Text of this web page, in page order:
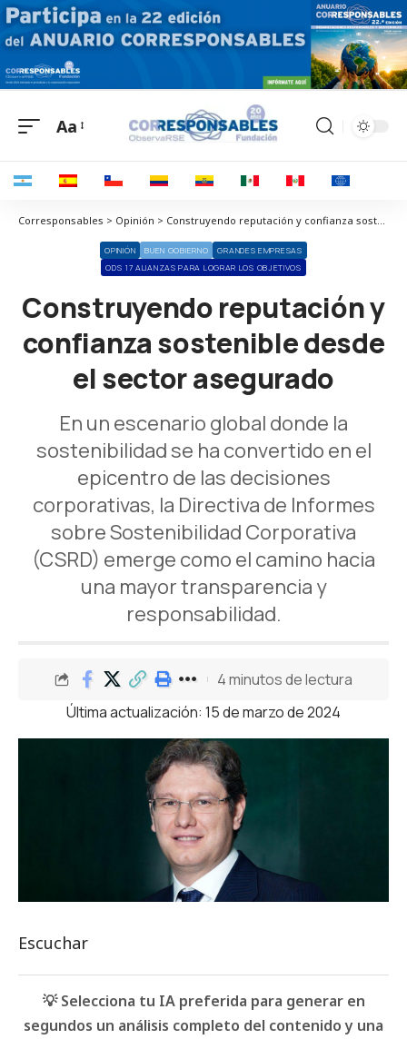
Aa
Corresponsables > Opinión > Construyendo reputación y confianza sostenible desde el sector asegurado
OPINIÓN BUEN GOBIERNO
GRANDES EMPRESAS
ODS 17 ALIANZAS PARA LOGRAR LOS OBJETIVOS
Construyendo reputación y
confianza sostenible desde
el sector asegurado
En un escenario global donde la
sostenibilidad se ha convertido en el
epicentro de las decisiones
corporativas, la Directiva de Informes
sobre Sostenibilidad Corporativa
(CSRD) emerge como el camino hacia
una mayor transparencia y
responsabilidad.
Última actualización: 15 de marzo de 2024
4 minutos de lectura
Escuchar
💡 Selecciona tu IA preferida para generar en
segundos un análisis completo del contenido y una